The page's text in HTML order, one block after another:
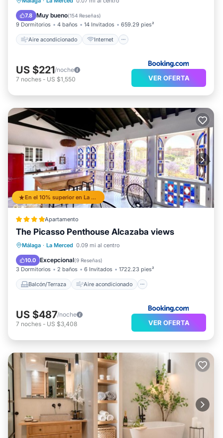
7.8 Muy bueno(154 Reseñas)
9 Dormitorios 4 baños 14 Invitados 659.29 pies²
Aire acondicionado Internet
Apto para niños
US $221/noche
7 noches - US $1,550 VER OFERTA
En el 10% superior en La Merced
Apartamento
The Picasso Penthouse Alcazaba views
Málaga · La Merced 0.09 mi al centro
10.0 Excepcional(9 Reseñas)
3 Dormitorios 2 baños 6 Invitados 1722.23 pies²
Balcón/Terraza Aire acondicionado
Balcón/Terraza
Aire acondicionado
Internet
Apto para niños
US $487/noche
7 noches - US $3,408 VER OFERTA